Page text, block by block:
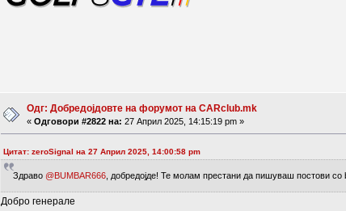
Одг: Добредојдовте на форумот на CARclub.mk
«Одговори #2822 на: 27 Април 2025, 14:15:19 pm »
Цитат: zeroSignal на 27 Април 2025, 14:00:58 pm
Здраво@BUMBAR666 , добредојде! Те молам престани да пишуваш постови со
Добро генерале